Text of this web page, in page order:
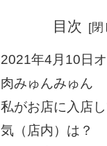
目次
2021年4月10日
肉みゅんみゅん
私がお店に入店
気（店内）は？